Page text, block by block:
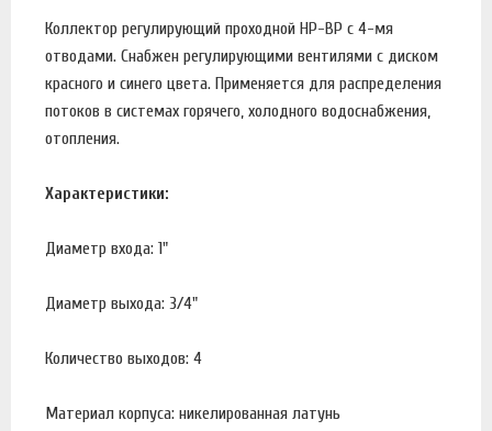
Коллектор регулирующий проходной НР-ВР с 4-мя
отводами. Снабжен регулирующими вентилями с диском
красного и синего цвета. Применяется для распределения
потоков в системах горячего, холодного водоснабжения,
отопления.
Характеристики:
Диаметр входа: 1"
Диаметр выхода: 3/4"
Количество выходов: 4
Материал корпуса: никелированная латунь